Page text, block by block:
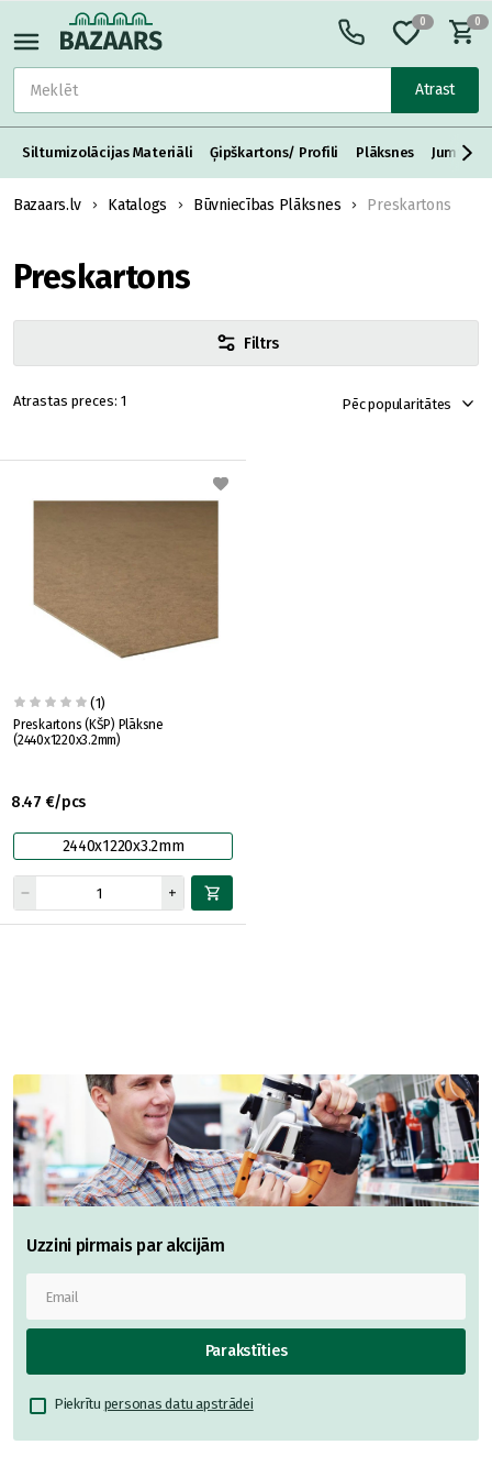
Atrast
0 0
Siltumizolācijas Materiāli Ģipškartons/ Profili Plāksnes Jumta
Bazaars.lv Katalogs Būvniecības Plāksnes Preskartons
Preskartons
Filtrs
1 Pēc popularitātes
(1)
Preskartons (KŠP) Plāksne
(2440x1220x3.2mm)
8.47 €/pcs
2440x1220x3.2mm
Uzzini pirmais par akcijām
Parakstīties
Piekrītu personas datu apstrādei